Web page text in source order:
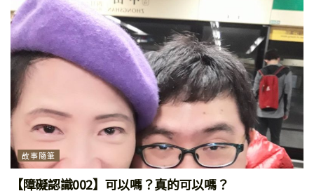
故事隨筆
【障礙認識002】可以嗎？真的可以嗎？